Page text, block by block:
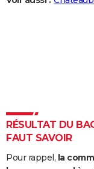
DICTIONNAIRE
Dictionnaire
Biographies
Citations
Expressions
Proverbes
PROGRAMME TV
COPAINS D'AVANT
RÉSULTAT DU
FAUT SAVOIR
Pour rappel, la